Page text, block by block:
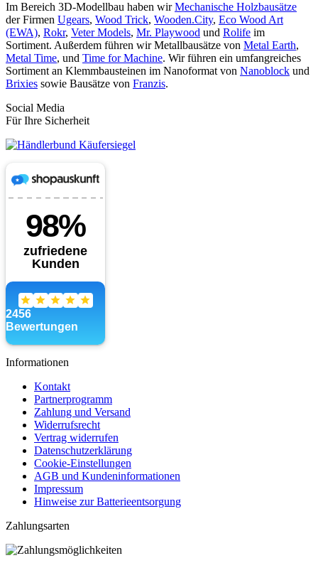
Im Bereich 3D-Modellbau haben wirMechanische Holzbausätze
der Firmen Ugears, Wood Trick, Wooden.City, Eco Wood Art
(EWA), Rokr, Veter Models, Mr. Playwood und Rolife im
Sortiment. Außerdem führen wir Metallbausätze von Metal Earth,
Metal Time, und Time for Machine. Wir führen ein umfangreiches
Sortiment an Klemmbausteinen im Nanoformat von Nanoblock und
Brixies sowie Bausätze von Franzis.
Social Media
Für Ihre Sicherheit
Informationen
Kontakt
Partnerprogramm
Zahlung und Versand
Widerrufsrecht
Vertrag widerrufen
Datenschutzerklärung
Cookie-Einstellungen
AGB und Kundeninformationen
Impressum
Hinweise zur Batterieentsorgung
Zahlungsarten